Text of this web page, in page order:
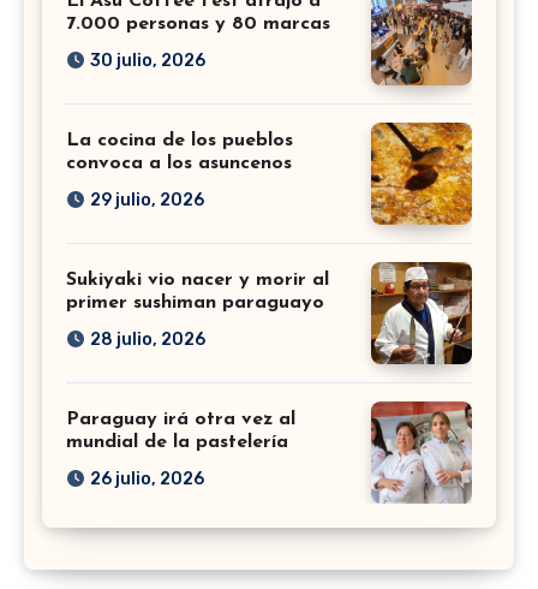
7.000 personas y 80 marcas
30 julio, 2026
La cocina de los pueblos
convoca a los asuncenos
29 julio, 2026
Sukiyaki vio nacer y morir al
primer sushiman paraguayo
28 julio, 2026
Paraguay irá otra vez al
mundial de la pastelería
26 julio, 2026